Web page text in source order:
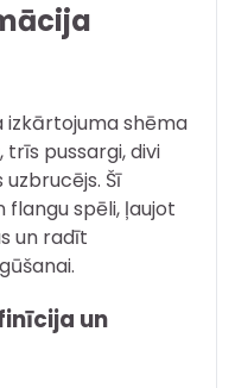
izkārtojuma shēma
pussargi, divi
Šī
spēli, ļaujot
un radīt
un